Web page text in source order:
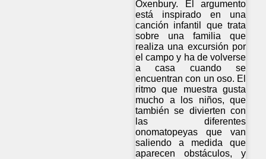
Oxenbury. El argumento
está inspirado en una
canción infantil que trata
sobre una familia que
realiza una excursión por
el campo y ha de volverse
a casa cuando se
encuentran con un oso. El
ritmo que muestra gusta
mucho a los niños, que
también se divierten con
las diferentes
onomatopeyas que van
saliendo a medida que
aparecen obstáculos, y